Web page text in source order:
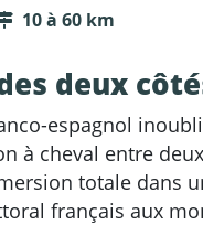
10 à 60 km
deux
espagnol
à cheval entre
totale dans
français aux